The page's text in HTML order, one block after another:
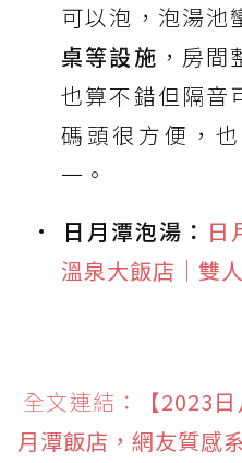
可以泡，泡湯池
桌等設施 ，房
也算不錯但隔音
碼頭很方便，
一。
日月潭泡湯： 日
溫泉大飯店｜雙
全文連結：
【2023
月潭飯店，網友質感